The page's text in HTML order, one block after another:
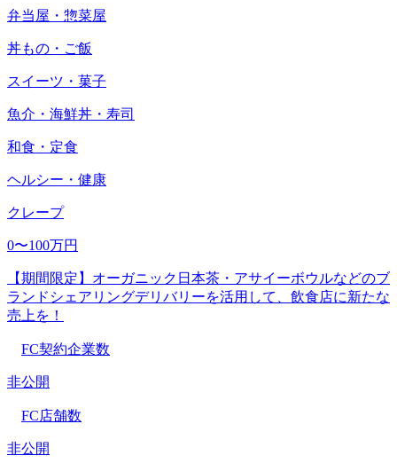
弁当屋・惣菜屋
丼もの・ご飯
スイーツ・菓子
魚介・海鮮丼・寿司
和食・定食
ヘルシー・健康
クレープ
0〜100万円
【期間限定】オーガニック日本茶・アサイーボウルなどのブ
ランドシェアリングデリバリーを活用して、飲食店に新たな
売上を！
FC契約企業数
非公開
FC店舗数
非公開